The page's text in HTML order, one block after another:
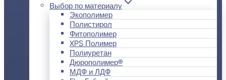
Выбор по материалу
Экополимер
Полистирол
Фитополимер
XPS Полимер
Полиуретан
Дюрополимер®
МДФ и ЛДФ